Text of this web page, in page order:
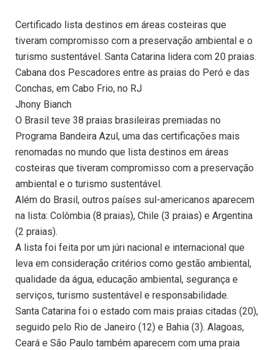
Certificado lista destinos em áreas costeiras que
tiveram compromisso com a preservação ambiental e o
turismo sustentável. Santa Catarina lidera com 20 praias.
Cabana dos Pescadores entre as praias do Peró e das
Conchas, em Cabo Frio, no RJ
Jhony Bianch
O Brasil teve 38 praias brasileiras premiadas no
Programa Bandeira Azul, uma das certificações mais
renomadas no mundo que lista destinos em áreas
costeiras que tiveram compromisso com a preservação
ambiental e o turismo sustentável.
Além do Brasil, outros países sul-americanos aparecem
na lista: Colômbia (8 praias), Chile (3 praias) e Argentina
(2 praias).
A lista foi feita por um júri nacional e internacional que
leva em consideração critérios como gestão ambiental,
qualidade da água, educação ambiental, segurança e
serviços, turismo sustentável e responsabilidade.
Santa Catarina foi o estado com mais praias citadas (20),
seguido pelo Rio de Janeiro (12) e Bahia (3). Alagoas,
Ceará e São Paulo também aparecem com uma praia